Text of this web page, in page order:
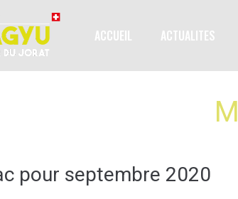
ACCUEIL ACTUALITES
pour septembre 2020